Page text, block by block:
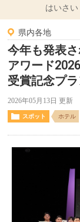
はいさい
県内各地
今年も発表
アワード
受賞記念プ
2026年05月13日 更新
スポット ホテル